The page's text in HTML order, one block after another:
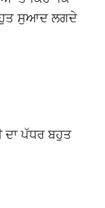
ਸੁਆਦ ਲਗਦੇ
ਦਾ ਪੱਧਰ ਬਹੁਤ